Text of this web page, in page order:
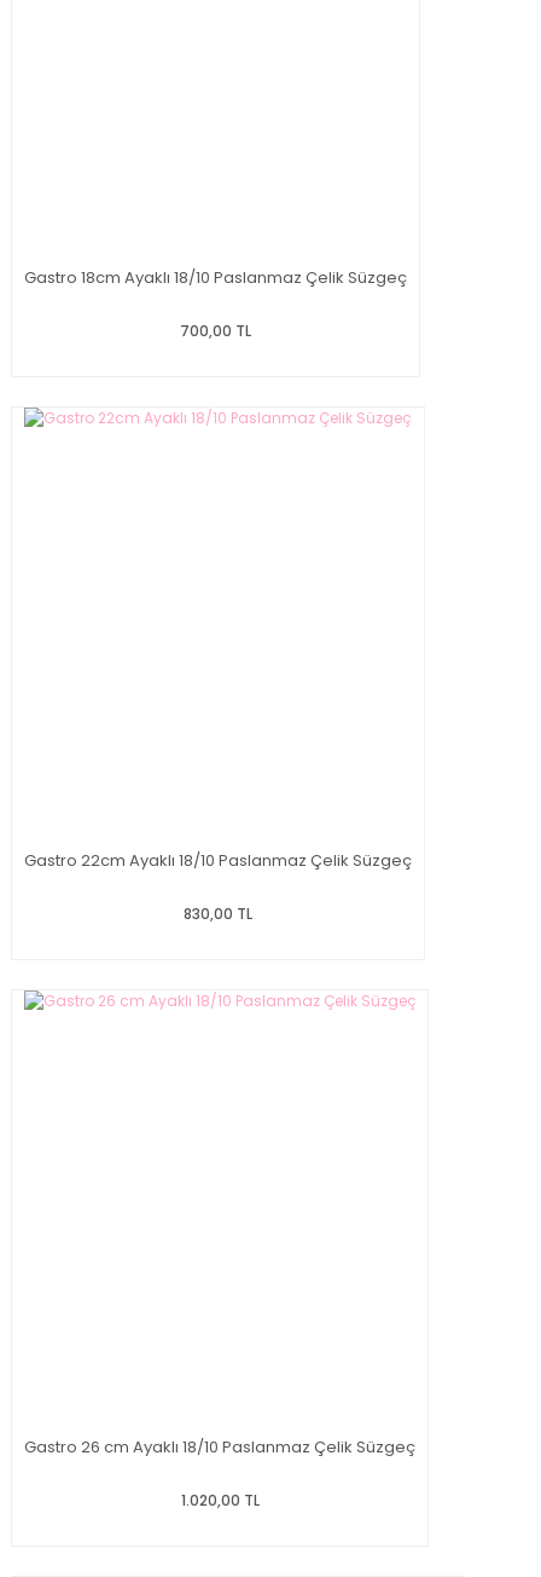
Gastro 18cm Ayaklı 18/10 Paslanmaz Çelik Süzgeç
700,00 TL
Gastro 22cm Ayaklı 18/10 Paslanmaz Çelik Süzgeç
830,00 TL
Gastro 26 cm Ayaklı 18/10 Paslanmaz Çelik Süzgeç
1.020,00 TL